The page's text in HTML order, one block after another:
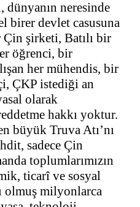
dünyanın neresinde
birer devlet casusuna
şirketi, Batılı bir
öğrenci, bir
her mühendis, bir
ÇKP istediği an
olarak
hakkı yoktur.
büyük Truva Atı’nı
sadece Çin
toplumlarımızın
ticarî ve sosyal
olmuş milyonlarca